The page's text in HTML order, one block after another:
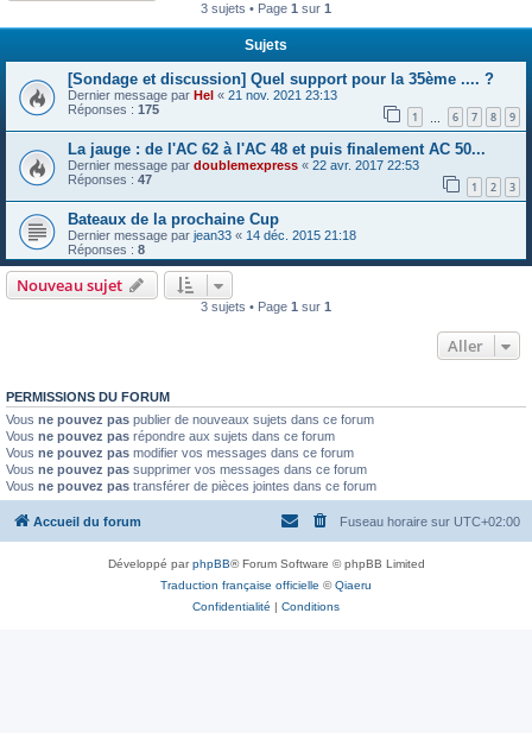
3 sujets • Page 1 sur 1
Sujets
[Sondage et discussion] Quel support pour la 35ème .... ?
Dernier message par Hel « 21 nov. 2021 23:13
Réponses : 175 1 6 7 8 9
La jauge : de l'AC 62 à l'AC 48 et puis finalement AC 50...
Dernier message par doublemexpress « 22 avr. 2017 22:53
Réponses : 47 1 2 3
Bateaux de la prochaine Cup
Dernier message par jean33 « 14 déc. 2015 21:18
Réponses : 8
Nouveau sujet
3 sujets • Page 1 sur 1
Aller
PERMISSIONS DU FORUM
Vous ne pouvez pas publier de nouveaux sujets dans ce forum
Vous ne pouvez pas répondre aux sujets dans ce forum
Vous ne pouvez pas modifier vos messages dans ce forum
Vous ne pouvez pas supprimer vos messages dans ce forum
Vous ne pouvez pas transférer de pièces jointes dans ce forum
Accueil du forum Fuseau horaire sur UTC+02:00
Développé parphpBB® Forum Software © phpBB Limited
Traduction française officielle ©Qiaeru
Confidentialité | Conditions